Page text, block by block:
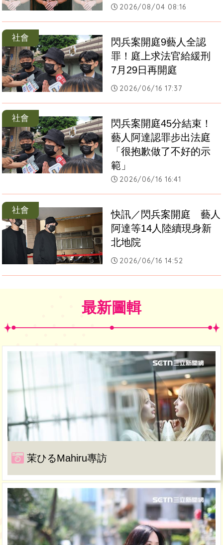
2026/08/04 08:16
社會
閃兵案開庭9藝人全認
罪！庭上求法官給緩刑
7月29日再開庭
2026/06/16 17:37
社會
閃兵案開庭45分結束！
藝人阿達認罪步出法庭
「很抱歉做了不好的示
範」
2026/06/16 16:41
社會
快訊／閃兵案開庭　藝人
阿達等14人陸續現身新
北地院
2026/06/16 14:52
最新圖輯
茉ひるMahiru專訪